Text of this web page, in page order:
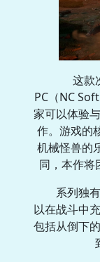
这款
PC（NC
家可以体验
作。游戏的
机械怪兽的
同，本作将
系列独
以在战斗中
包括从倒下